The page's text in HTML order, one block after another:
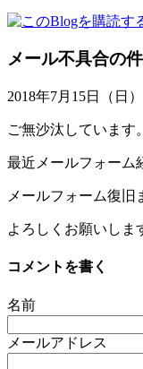
メール不具合の件
2018年7月15日（日）
ご無沙汰しています。
最近メールフォーム
メールフォーム復旧
よろしくお願いしま
コメントを書く
名前
メールアドレス